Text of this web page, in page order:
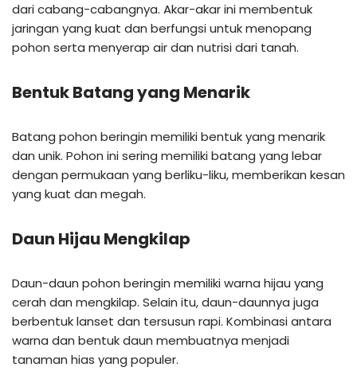
dari cabang-cabangnya. Akar-akar ini membentuk
jaringan yang kuat dan berfungsi untuk menopang
pohon serta menyerap air dan nutrisi dari tanah.
Bentuk Batang yang Menarik
Batang pohon beringin memiliki bentuk yang menarik
dan unik. Pohon ini sering memiliki batang yang lebar
dengan permukaan yang berliku-liku, memberikan kesan
yang kuat dan megah.
Daun Hijau Mengkilap
Daun-daun pohon beringin memiliki warna hijau yang
cerah dan mengkilap. Selain itu, daun-daunnya juga
berbentuk lanset dan tersusun rapi. Kombinasi antara
warna dan bentuk daun membuatnya menjadi
tanaman hias yang populer.